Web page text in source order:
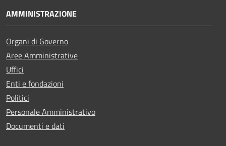
AMMINISTRAZIONE
Organi di Governo
Aree Amministrative
Uffici
Enti e fondazioni
Politici
Personale Amministrativo
Documenti e dati